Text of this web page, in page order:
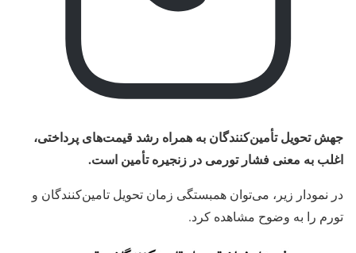
جهش تحویل تأمین‌کنندگان به‌ همراه رشد قیمت‌های پرداختی،
اغلب به معنی فشار تورمی در زنجیره تأمین است.
در نمودار زیر، می‌توان همبستگی زمان تحویل تامین‌کنندگان و
تورم را به وضوح مشاهده کرد.